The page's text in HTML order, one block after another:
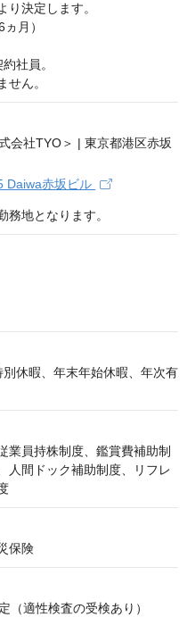
決定します。
月）
社員。
ん。
Daiwa赤坂ビル
地となります。
休暇、年末年始休暇、年次有
業員持株制度、鑑賞費補助制
人間ドック補助制度、リフレ
保険
（適性検査の受検あり）